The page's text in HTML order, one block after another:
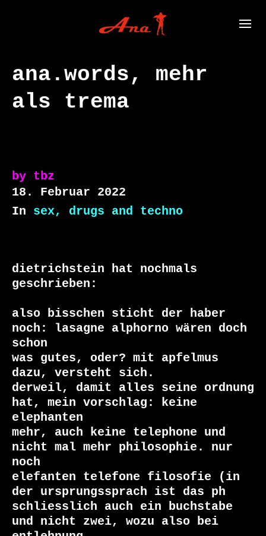
ana.words, mehr
als trema
by tbz
18. Februar 2022
In sex, drugs and techno
dietrichstein hat nochmals
geschrieben:
also bisschen sticht der haber
noch: lasagne alphorno wären doch
schon
was gutes, oder? mit apfelmus
dazu, versteht sich.
derweil, damit alles seine ordnung
hat, mein vorschlag: keine
elephanten
mehr, auch keine telephone und
nicht mal mehr philosophie. nur
noch
elefanten telefone filosofie (in
der ursprungssprach ist das ph
schliesslich auch ein buchstabe
und nicht zwei, wozu also bei